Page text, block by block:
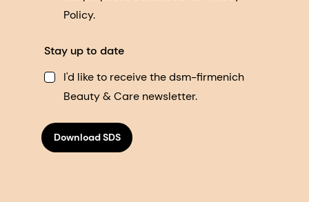
Policy.
Stay up to date
I'd like to receive the dsm-firmenich
Beauty & Care newsletter.
Download SDS